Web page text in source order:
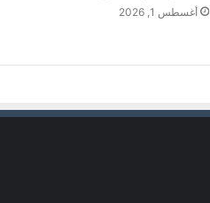
أغسطس 1, 2026